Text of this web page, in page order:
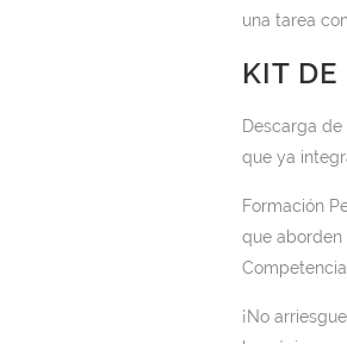
una tarea
KIT DE
Descarga
que ya
Formación
que aborden
¡No